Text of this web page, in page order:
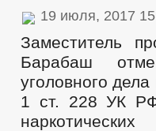
19 июля, 2017
Заместитель
Барабаш
уголовного
1 ст. 228 УК РФ